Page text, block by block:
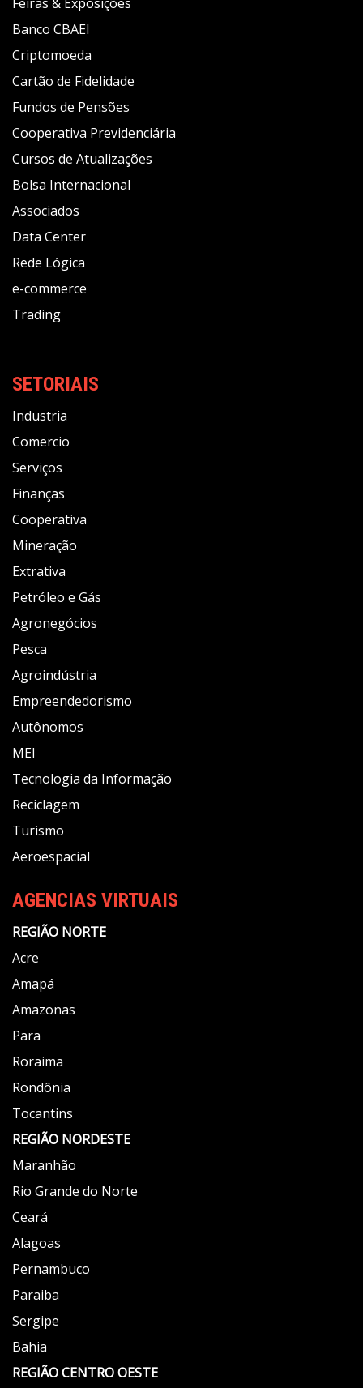
Banco CBAEI
Criptomoeda
Cartão de Fidelidade
Fundos de Pensões
Cooperativa Previdenciária
Cursos de Atualizações
Bolsa Internacional
Associados
Data Center
Rede Lógica
e-commerce
Trading
SETORIAIS
Industria
Comercio
Serviços
Finanças
Cooperativa
Mineração
Extrativa
Petróleo e Gás
Agronegócios
Pesca
Agroindústria
Empreendedorismo
Autônomos
MEI
Tecnologia da Informação
Reciclagem
Turismo
Aeroespacial
AGENCIAS VIRTUAIS
REGIÃO NORTE
Acre
Amapá
Amazonas
Para
Roraima
Rondônia
Tocantins
REGIÃO NORDESTE
Maranhão
Rio Grande do Norte
Ceará
Alagoas
Pernambuco
Paraiba
Sergipe
Bahia
REGIÃOCENTRO OESTE